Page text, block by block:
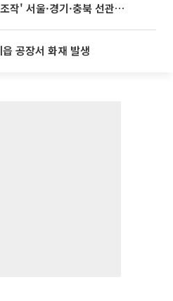
·경기·충북 선관위 등 추가 압수수색
공장서 화재 발생